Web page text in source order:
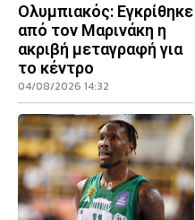
Ολυμπιακός: Εγκρίθηκε
από τον Μαρινάκη η
ακριβή μεταγραφή για
το κέντρο
04/08/2026 14:32